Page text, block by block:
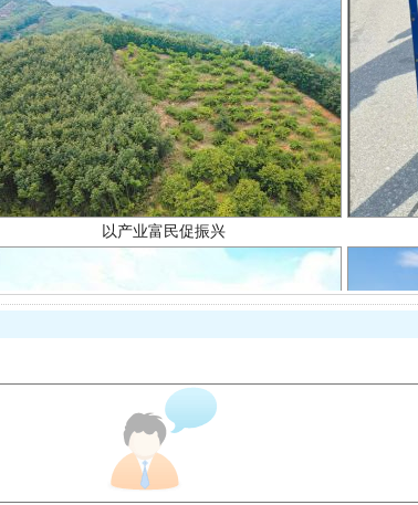
以产业富民促振兴